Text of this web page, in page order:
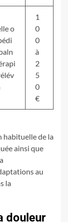
o
1
0
0
à
2
5
0
€
habituelle de la
ainsi que
au
la
douleur